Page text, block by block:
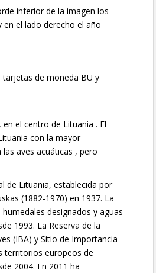
inferior de la imagen los
en el lado derecho el año
tarjetas de moneda BU y
el centro de Lituania . El
con la mayor
aves acuáticas , pero
de Lituania, establecida por
(1882-1970) en 1937. La
designados y aguas
1993. La Reserva de la
(IBA) y Sitio de Importancia
territorios europeos de
2004. En 2011 ha